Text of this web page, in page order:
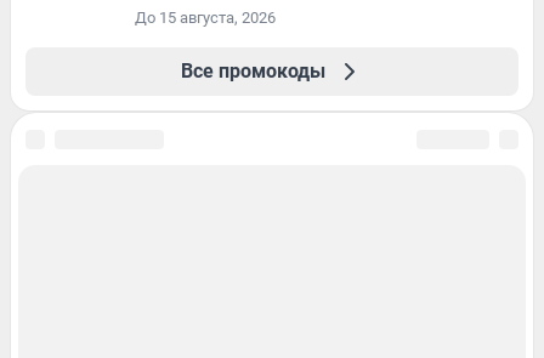
До 15 августа, 2026
Все промокоды